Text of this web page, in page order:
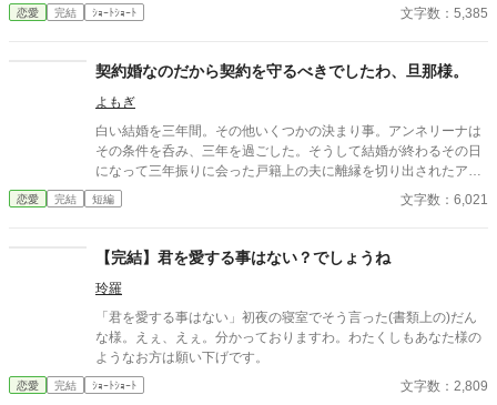
くてもよいですよね？ 最初、この馬鹿子息を主人公に書いていた
のですが なんだか、先にこのお嬢様のお話を書いたほうが 彼の心
ました。来週お馬鹿君のストーリーを投稿させていただきます。
お読みいただければ幸いです。
恋愛 完結 ｼｮｰﾄｼｮｰﾄ 文字数：5,385
契約婚なのだから契約を守るべきでしたわ、旦那様。
よもぎ
白い結婚を三年間。その他いくつかの決まり事。アンネリーナは
その条件を呑み、三年を過ごした。そうして結婚が終わるその日
になって三年振りに会った戸籍上の夫に離縁を切り出されたアン
ネリーナは言う。追加の慰謝料を頂きます――
恋愛 完結 短編 文字数：6,021
【完結】君を愛する事はない？でしょうね
玲羅
「君を愛する事はない」初夜の寝室でそう言った(書類上の)だん
な様。えぇ、えぇ。分かっておりますわ。わたくしもあなた様の
ようなお方は願い下げです。
恋愛 完結 ｼｮｰﾄｼｮｰﾄ 文字数：2,809